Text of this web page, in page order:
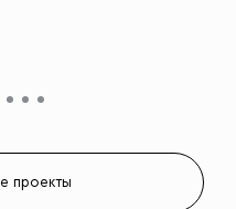
проекты